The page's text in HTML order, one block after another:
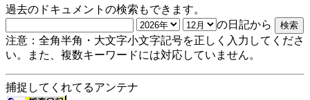
過去のドキュメントの検索もできます。
の日記から
注意：全角半角・大文字小文字記号を正しく入力してくださ
い。また、複数キーワードには対応していません。
捕捉してくれてるアンテナ